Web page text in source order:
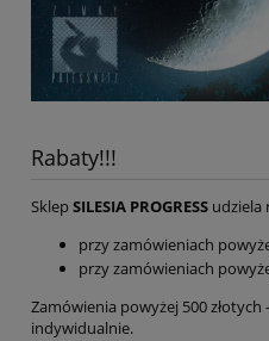
Rabaty!!!
SklepSILESIA PROGRESS udziela
przy zamówieniach
przy zamówieniach
Zamówienia powyżej 500
indywidualnie.